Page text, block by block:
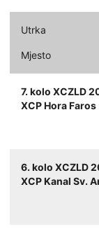
Utrka
Mjesto
7. kolo XCZLD
XCP Hora Faros
6. kolo XCZLD
XCP Kanal Sv.